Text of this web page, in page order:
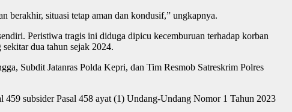
berakhir, situasi tetap aman dan kondusif,” ungkapnya.
Peristiwa tragis ini diduga dipicu kecemburuan terhadap korban
dua tahun sejak 2024.
Subdit Jatanras Polda Kepri, dan Tim Resmob Satreskrim Polres
subsider Pasal 458 ayat (1) Undang-Undang Nomor 1 Tahun 2023